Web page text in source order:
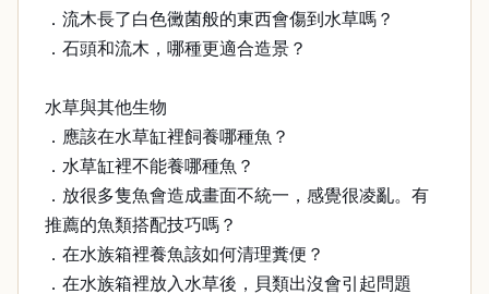
．流木長了白色黴菌般的東西會傷到水草嗎？
．石頭和流木，哪種更適合造景？
水草與其他生物
．應該在水草缸裡飼養哪種魚？
．水草缸裡不能養哪種魚？
．放很多隻魚會造成畫面不統一，感覺很凌亂。有
推薦的魚類搭配技巧嗎？
．在水族箱裡養魚該如何清理糞便？
．在水族箱裡放入水草後，貝類出沒會引起問題